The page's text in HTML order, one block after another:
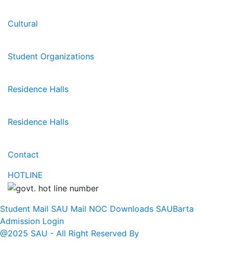
Cultural
Student Organizations
Residence Halls
Residence Halls
Contact
HOTLINE
Student Mail SAU Mail NOC Downloads SAUBarta
Admission Login
@2025 SAU - All Right Reserved By